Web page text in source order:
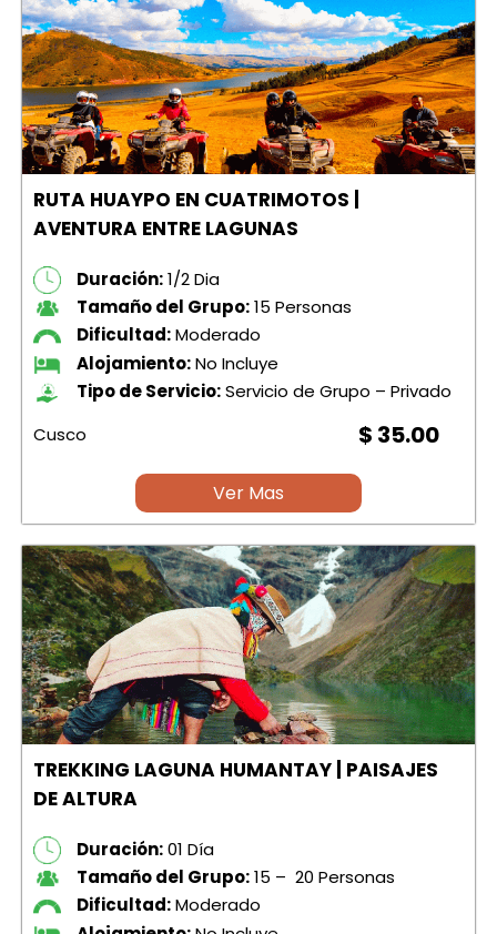
RUTA HUAYPO EN CUATRIMOTOS |
AVENTURA ENTRE LAGUNAS
Duración:1/2 Dia
Tamaño del Grupo:15 Personas
Dificultad:Moderado
Alojamiento:No Incluye
Tipo de Servicio:Servicio de Grupo – Privado
Cusco
$ 35.00
Ver Mas
TREKKING LAGUNA HUMANTAY | PAISAJES
DE ALTURA
Duración:01 Día
Tamaño del Grupo:15 – 20 Personas
Dificultad:Moderado